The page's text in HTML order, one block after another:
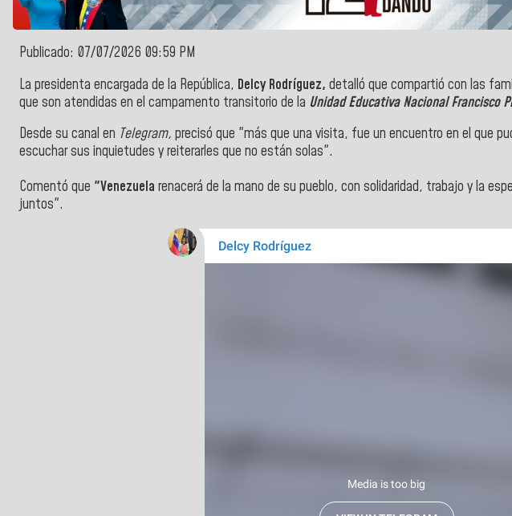
Publicado: 07/07/2026 09:59 PM
La presidenta encargada de la República, Delcy Rodríguez, detalló que compartió con las
que son atendidas en el campamento transitorio de la Unidad Educativa Nacional Francisco
Desde su canal en Telegram, precisó que "más que una visita, fue un encuentro en el que
escuchar sus inquietudes y reiterarles que no están solas".
Comentó que "Venezuela renacerá de la mano de su pueblo, con solidaridad, trabajo y la
juntos".